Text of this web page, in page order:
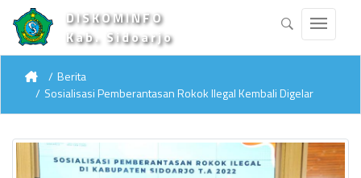
DISKOMINFO
Kab. Sidoarjo
Berita
Sosialisasi Pemberantasan Rokok Ilegal Kembali Digelar